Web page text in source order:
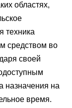
областях,
техника
средством во
своей
назначения на
время.